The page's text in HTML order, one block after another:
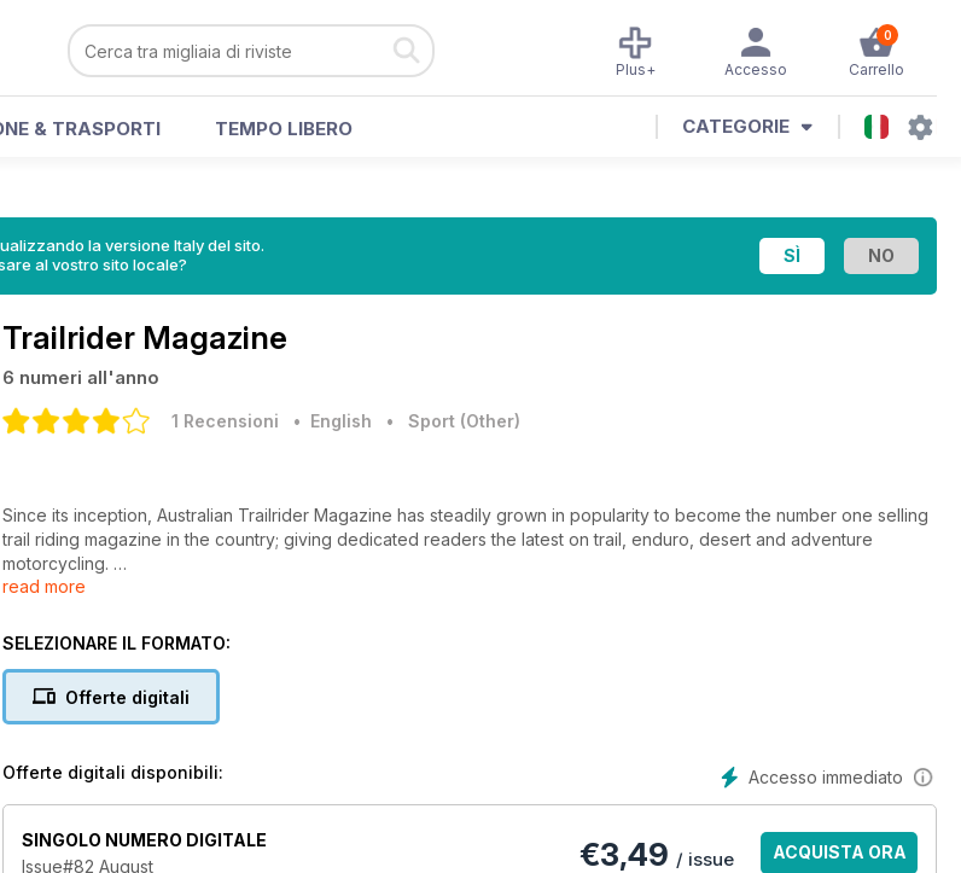
0
Carrello
Accesso
Plus+
& TRASPORTI TEMPO LIBERO CATEGORIE
la versione Italy del sito.
al vostro sito locale?
Trailrider Magazine
6 numeri all'anno
1 Recensioni • English • Sport (Other)
Since its inception, Australian Trailrider Magazine has steadily grown in popularity to become the number one selling
trail riding magazine in the country; giving dedicated readers the latest on trail, enduro, desert and adventure
motorcycling.
Australian Trailrider delivers the action, passion and adventure of off-road riding in an addictive format that
With content covering the length and breadth of Australia, along with famous and not so famous faces Australian
Australian Trailrider Magazine entertains and informs its audience with a fresh and witty style. The team is headed by
contributors, ensuring Australian Trailrider connects with the recreational rider. Subscribe now and save!
read more
SELEZIONARE IL FORMATO:
Offerte digitali
Accesso immediato
Offerte digitali disponibili:
SINGOLO NUMERO DIGITALE
Issue#82 August
€3,49 / issue ACQUISTA ORA